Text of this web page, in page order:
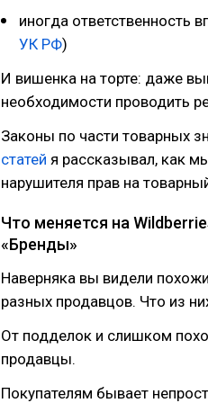
иногда ответственность
УК РФ)
И вишенка на торте: даже
необходимости проводить
Законы по части товарных
статей я рассказывал, как
нарушителя прав на
Что меняется на
«Бренды»
Наверняка вы видели
разных продавцов. Что из
От подделок и слишком
продавцы.
Покупателям бывает